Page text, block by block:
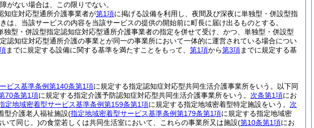
がない場合は、この限りでない。
知症対応型通所介護事業者が第1項に掲げる設備を利用し、夜間及び深夜に単独型・併設型指
、当該サービスの内容を当該サービスの提供の開始前に町長に届け出るものとする。
型・併設型指定認知症対応型通所介護事業者の指定を併せて受け、かつ、単独型・併設型
認知症対応型通所介護の事業とが同一の事業所において一体的に運営されている場合につい
までに規定する設備に関する基準を満たすことをもって、 第1項から第3項までに規定する基
ビス基準条例第140条第1項に規定する指定認知症対応型共同生活介護事業所をいう。以下同
70条第1項に規定する指定介護予防認知症対応型共同生活介護事業所をいう。 次条第1項にお
定地域密着型サービス基準条例第159条第1項に規定する指定地域密着型特定施設をいう。 次
型介護老人福祉施設(指定地域密着型サービス基準条例第179条第1項に規定する指定地域密
いて同じ。)の食堂若しくは共同生活室において、これらの事業所又は施設(第10条第1項にお